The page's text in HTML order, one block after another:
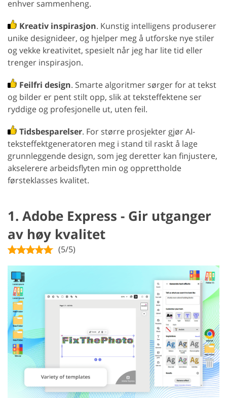
enhver sammenheng.
Kreativ inspirasjon. Kunstig intelligens produserer
unike designideer, og hjelper meg å utforske nye stiler
og vekke kreativitet, spesielt når jeg har lite tid eller
trenger inspirasjon.
Feilfri design. Smarte algoritmer sørger for at tekst
og bilder er pent stilt opp, slik at teksteffektene ser
ryddige og profesjonelle ut, uten feil.
Tidsbesparelser. For større prosjekter gjør AI-
teksteffektgeneratoren meg i stand til raskt å lage
grunnleggende design, som jeg deretter kan finjustere,
akselerere arbeidsflyten min og opprettholde
førsteklasses kvalitet.
1. Adobe Express - Gir utganger
av høy kvalitet
(5/5)